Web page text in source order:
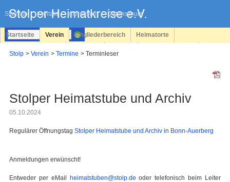
Sitemap Kontakt Impressum Datenschutz
überspringen
Startseite Verein Mitgliederbereich Heimatorte
Stolp Verein Termine Terminleser
Stolper Heimatstube und Archiv
05.10.2024
Regulärer Öffnungstag Stolper Heimatstube und Archiv in Bonn-Auerberg
Anmeldungen erwünscht!
Entweder per eMail heimatstuben@stolp.de oder telefonisch beim Leiter